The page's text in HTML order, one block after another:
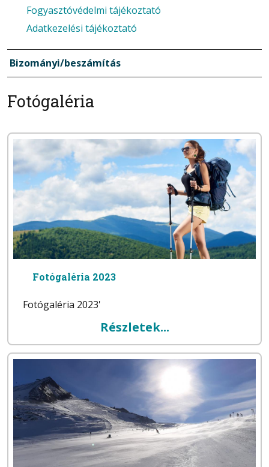
Fogyasztóvédelmi tájékoztató
Adatkezelési tájékoztató
Bizományi/beszámítás
Fotógaléria
Fotógaléria 2023
Fotógaléria 2023'
Részletek...